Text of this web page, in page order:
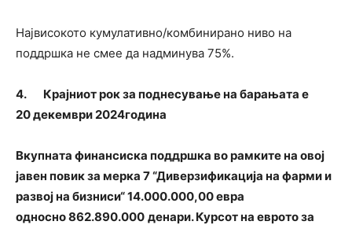
Највисокото кумулативно/комбинирано ниво на
поддршка не смее да надминува 75%.
4. Крајниот рок за поднесување на барањата е
20декември 2024година
Вкупната финансиска поддршка во рамките на овој
јавен повик за мерка 7 “Диверзификација на фарми и
развој на бизниси“ 14.000.000,00 евра
односно 862.890.000 денари. Курсот на еврото за